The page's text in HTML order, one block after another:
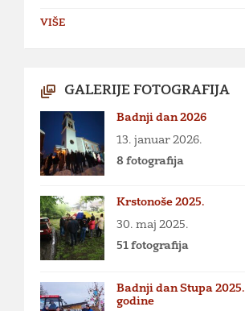
VIŠE
GALERIJE FOTOGRAFIJA
Badnji dan 2026
13. januar 2026.
8 fotografija
Krstonoše 2025.
30. maj 2025.
51 fotografija
Badnji dan Stupa 2025.
godine